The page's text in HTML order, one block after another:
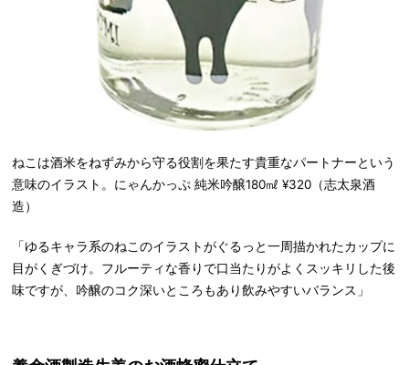
ねこは酒米をねずみから守る役割を果たす貴重なパートナーという
意味のイラスト。にゃんかっぷ 純米吟醸180㎖ ¥320（志太泉酒
造）
「ゆるキャラ系のねこのイラストがぐるっと一周描かれたカップに
目がくぎづけ。フルーティな香りで口当たりがよくスッキリした後
味ですが、吟醸のコク深いところもあり飲みやすいバランス」